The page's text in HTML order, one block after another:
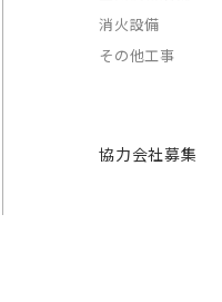
消火設備
その他工事
協力会社募集